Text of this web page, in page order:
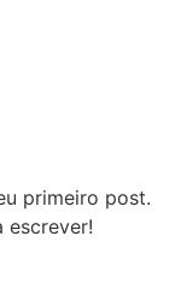
primeiro post.
escrever!